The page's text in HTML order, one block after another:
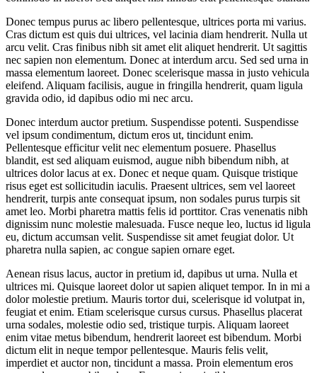
Donec tempus purus ac libero pellentesque, ultrices porta mi varius.
Cras dictum est quis dui ultrices, vel lacinia diam hendrerit. Nulla ut
arcu velit. Cras finibus nibh sit amet elit aliquet hendrerit. Ut sagittis
nec sapien non elementum. Donec at interdum arcu. Sed sed urna in
massa elementum laoreet. Donec scelerisque massa in justo vehicula
eleifend. Aliquam facilisis, augue in fringilla hendrerit, quam ligula
gravida odio, id dapibus odio mi nec arcu.
Donec interdum auctor pretium. Suspendisse potenti. Suspendisse
vel ipsum condimentum, dictum eros ut, tincidunt enim.
Pellentesque efficitur velit nec elementum posuere. Phasellus
blandit, est sed aliquam euismod, augue nibh bibendum nibh, at
ultrices dolor lacus at ex. Donec et neque quam. Quisque tristique
risus eget est sollicitudin iaculis. Praesent ultrices, sem vel laoreet
hendrerit, turpis ante consequat ipsum, non sodales purus turpis sit
amet leo. Morbi pharetra mattis felis id porttitor. Cras venenatis nibh
dignissim nunc molestie malesuada. Fusce neque leo, luctus id ligula
eu, dictum accumsan velit. Suspendisse sit amet feugiat dolor. Ut
pharetra nulla sapien, ac congue sapien ornare eget.
Aenean risus lacus, auctor in pretium id, dapibus ut urna. Nulla et
ultrices mi. Quisque laoreet dolor ut sapien aliquet tempor. In in mi a
dolor molestie pretium. Mauris tortor dui, scelerisque id volutpat in,
feugiat et enim. Etiam scelerisque cursus cursus. Phasellus placerat
urna sodales, molestie odio sed, tristique turpis. Aliquam laoreet
enim vitae metus bibendum, hendrerit laoreet est bibendum. Morbi
dictum elit in neque tempor pellentesque. Mauris felis velit,
imperdiet et auctor non, tincidunt a massa. Proin elementum eros